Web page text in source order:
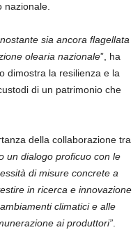
nazionale.
sia ancora flagellata
olearia nazionale”, ha
dimostra la resilienza e la
di un patrimonio che
della collaborazione tra
un dialogo proficuo con le
dimisure concrete a
in ricerca e innovazione
climatici e alle
ai produttori”.